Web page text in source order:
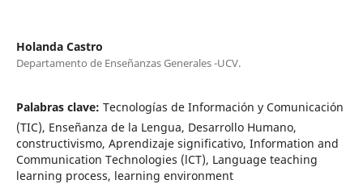
Holanda Castro
Departamento de Enseñanzas Generales -UCV.
Palabras clave: Tecnologías de Información y Comunicación
(TIC), Enseñanza de la Lengua, Desarrollo Humano,
constructivismo, Aprendizaje significativo, Information and
Communication Technologies (lCT), Language teaching
learning process, learning environment